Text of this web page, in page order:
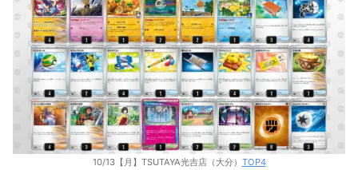
10/13【月】TSUTAYA光吉店（大分） TOP4